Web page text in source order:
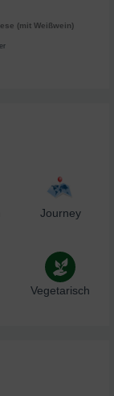
(mit Weißwein)
Journey
Vegetarisch